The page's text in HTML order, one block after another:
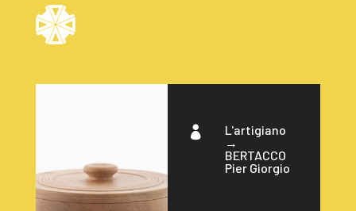

L'artigiano
→
BERTACCO
Pier Giorgio